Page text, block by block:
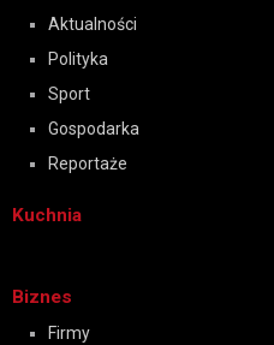
Aktualności
Polityka
Sport
Gospodarka
Reportaże
Kuchnia
Biznes
Firmy